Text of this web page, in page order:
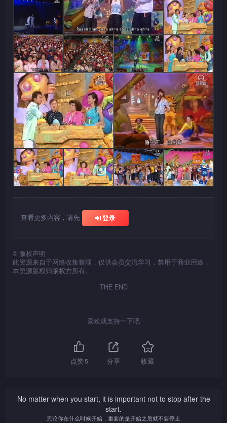
查看更多内容，请先 登录
© 版权声明
此资源来自于网络收集整理，仅供会员交流学习，禁用于商业用途，
本资源版权归版权方所有。
THE END
喜欢就支持一下吧
点赞5 分享 收藏
No matter when you start, it is important not to stop after the
start.
无论你在什么时候开始，重要的是开始之后就不要停止